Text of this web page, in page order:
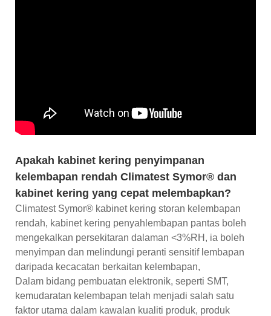
Apakah kabinet kering penyimpanan
kelembapan rendah Climatest Symor® dan
kabinet kering yang cepat melembapkan?
Climatest Symor® kabinet kering storan kelembapan
rendah, kabinet kering penyahlembapan pantas boleh
mengekalkan persekitaran dalaman <3%RH, ia boleh
menyimpan dan melindungi peranti sensitif lembapan
daripada kecacatan berkaitan kelembapan,
Dalam bidang pembuatan elektronik, seperti SMT,
kemudaratan kelembapan telah menjadi salah satu
faktor utama dalam kawalan kualiti produk, produk